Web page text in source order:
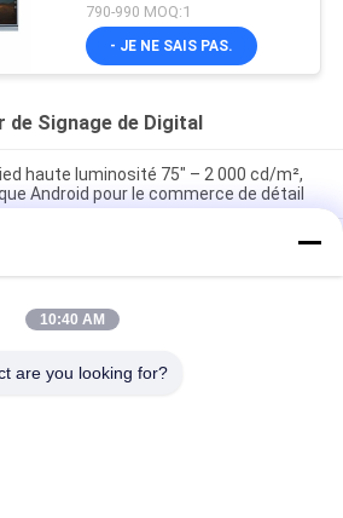
790-990 MOQ:1
- JE NE SAIS PAS.
Signage de Digital
haute luminosité 75" – 2 000 cd/m²,
Android pour le commerce de détail
luminosité 65" 4K UHD 2000 nits,
le commerce de détail en extérieur et
luminosité de 55 pouces 2000 nits, Full
10:40 AM
are you looking for?